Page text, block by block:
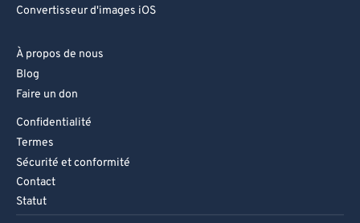
Convertisseur d'images iOS
À propos de nous
Blog
Faire un don
Confidentialité
Termes
Sécurité et conformité
Contact
Statut